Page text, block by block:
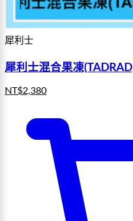
犀利士
犀利士混合果凍(TADRAD
NT$2,380